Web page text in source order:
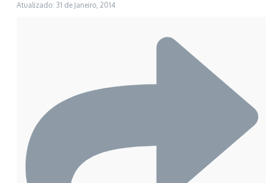
Atualizado: 31 de Janeiro, 2014